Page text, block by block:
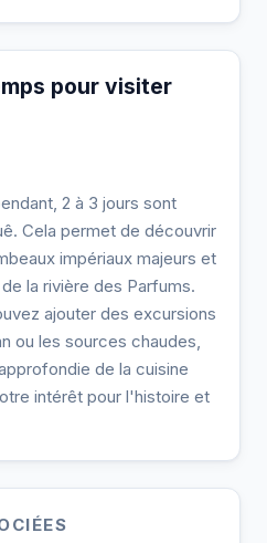
pour visiter
2 à 3 jours sont
Cela permet de découvrir
impériaux majeurs et
la rivière des Parfums.
ajouter des excursions
ou les sources chaudes,
de la cuisine
intérêt pour l'histoire et